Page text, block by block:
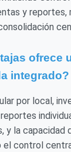
y reportes,
ofrece
integrado?
por local,
y la capacidad
el control